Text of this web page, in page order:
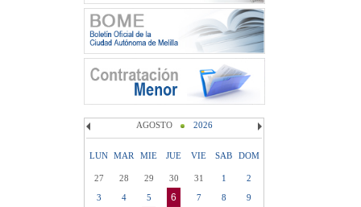
AGOSTO 2026
LUN MAR MIE JUE VIE SAB DOM
27 28 29 30 31 1
2
3
4 5 6 7 8
9